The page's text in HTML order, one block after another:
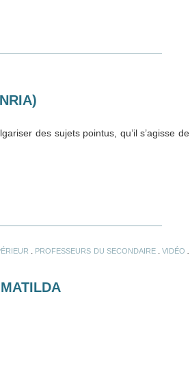
des sujets pointus, qu’il s’agisse de
PROFESSEURS DU SECONDAIRE. VIDÉO